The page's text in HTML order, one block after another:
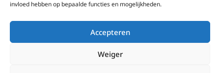
invloed hebben op bepaalde functies en mogelijkheden.
Accepteren
Weiger